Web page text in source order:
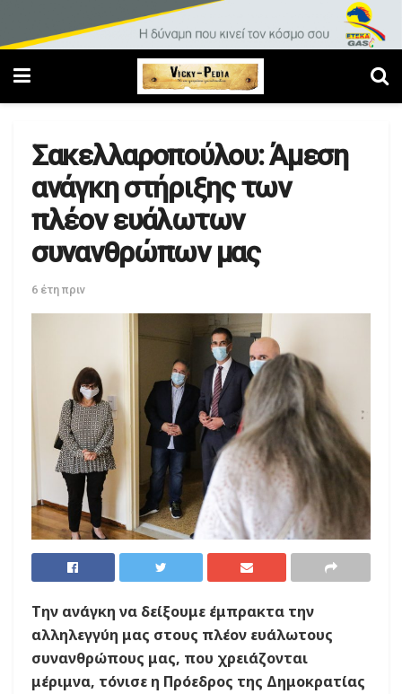
Σακελλαροπούλου: Άμεση
ανάγκη στήριξης των
πλέον ευάλωτων
συνανθρώπων μας
6 έτη πριν
Την ανάγκη να δείξουμε έμπρακτα την
αλληλεγγύη μας στους πλέον ευάλωτους
συνανθρώπους μας, που χρειάζονται
μέριμνα, τόνισε η Πρόεδρος της Δημοκρατίας